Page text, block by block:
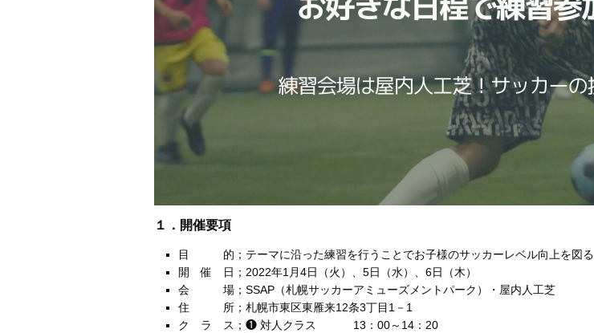
１．開催要項
目 的；テーマに沿った練習を行うことでお子様のサッカーレベル向上を図る
開 催 日；2022年1月4日（火）、5日（水）、6日（木）
会 場；SSAP（札幌サッカーアミューズメントパーク）・屋内人工芝
住 所；札幌市東区東雁来12条3丁目1－1
ク ラ ス；❶ 対人クラス 13：00～14：20